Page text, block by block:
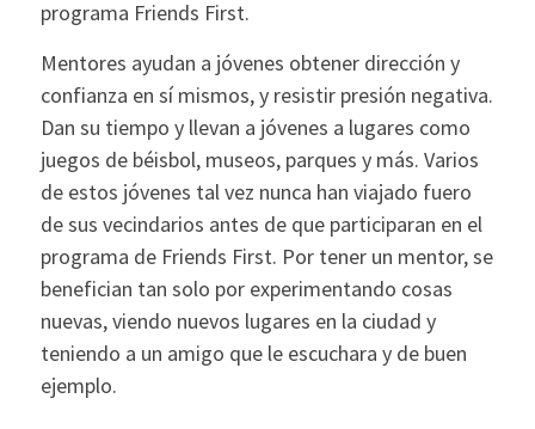
programa Friends First.
Mentores ayudan a jóvenes obtener dirección y
confianza en sí mismos, y resistir presión negativa.
Dan su tiempo y llevan a jóvenes a lugares como
juegos de béisbol, museos, parques y más. Varios
de estos jóvenes tal vez nunca han viajado fuero
de sus vecindarios antes de que participaran en el
programa de Friends First. Por tener un mentor, se
benefician tan solo por experimentando cosas
nuevas, viendo nuevos lugares en la ciudad y
teniendo a un amigo que le escuchara y de buen
ejemplo.